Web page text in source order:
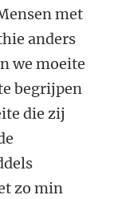
met
anders
we moeite
begrijpen
die zij
zo min